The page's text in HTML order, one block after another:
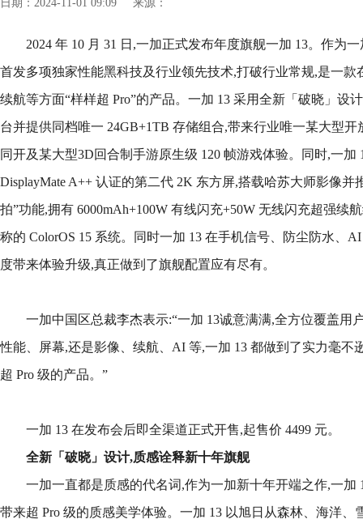
日期：2024-11-01 09:09 来源：
2024 年 10 月 31 日,一加正式发布年度旗舰一加 13。作为
首发多项独家性能黑科技及行业领先技术,打破行业常规,是一款
续航等方面“样样超 Pro”的产品。一加 13 采用全新「破晓」设
台并提供同档唯一 24GB+1TB 存储组合,带来行业唯一某大型开
同开及某大型3D回合制手游原生级 120 帧游戏体验。同时,一加
DisplayMate A++ 认证的第二代 2K 东方屏,搭载哈苏大师影像并
拍”功能,拥有 6000mAh+100W 有线闪充+50W 无线闪充超强续
称的 ColorOS 15 系统。同时一加 13 在手机信号、防尘防水、
度带来体验升级,真正做到了旗舰配置应有尽有。
一加中国区总裁李杰表示:“一加 13诚意满满,全方位覆盖用
性能、屏幕,还是影像、续航、AI 等,一加 13 都做到了实力毫不
超 Pro 级的产品。”
一加 13 在发布会后即全渠道正式开售,起售价 4499 元。
全新「破晓」设计,质感诠释新十年旗舰
一加一直都是质感的代名词,作为一加新十年开端之作,一加
带来超 Pro 级的质感美学体验。一加 13 以旭日从森林、海洋、